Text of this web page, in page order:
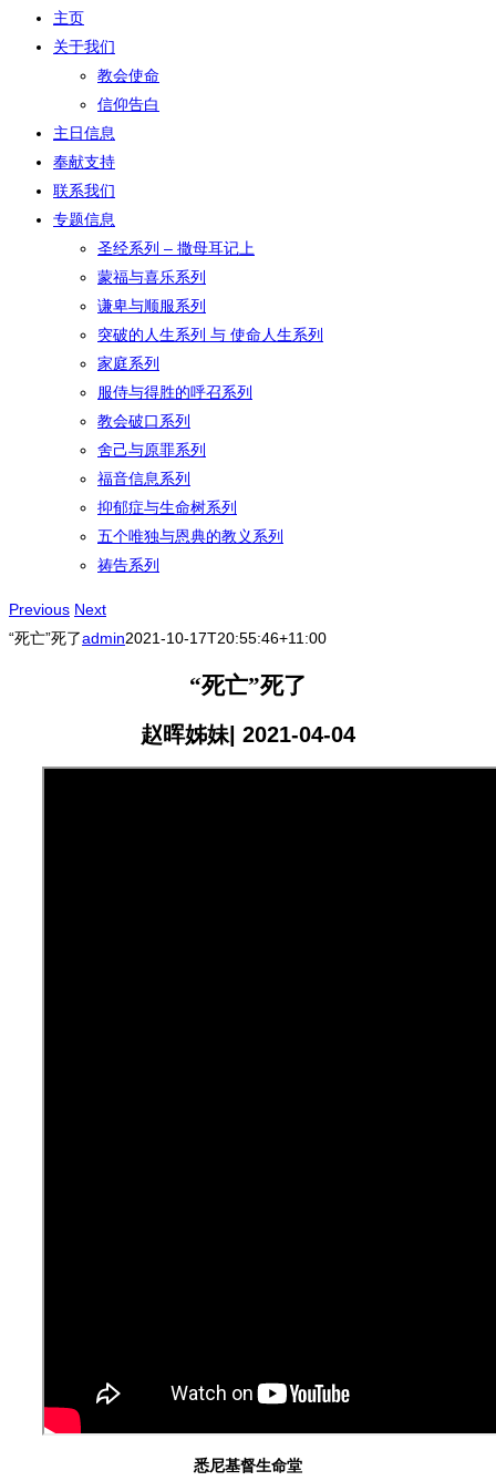
主页
关于我们
教会使命
信仰告白
主日信息
奉献支持
联系我们
专题信息
圣经系列 – 撒母耳记上
蒙福与喜乐系列
谦卑与顺服系列
突破的人生系列 与 使命人生系列
家庭系列
服侍与得胜的呼召系列
教会破口系列
舍己与原罪系列
福音信息系列
抑郁症与生命树系列
五个唯独与恩典的教义系列
祷告系列
Previous Next
“死亡”死了admin2021-10-17T20:55:46+11:00
“死亡”死了
赵晖姊妹| 2021-04-04
悉尼基督生命堂